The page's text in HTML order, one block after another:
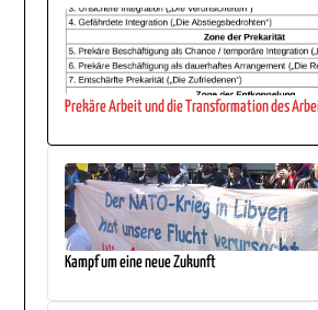
Prekäre Arbeit und die Transformation des
Kampf um eine neue Zukunft